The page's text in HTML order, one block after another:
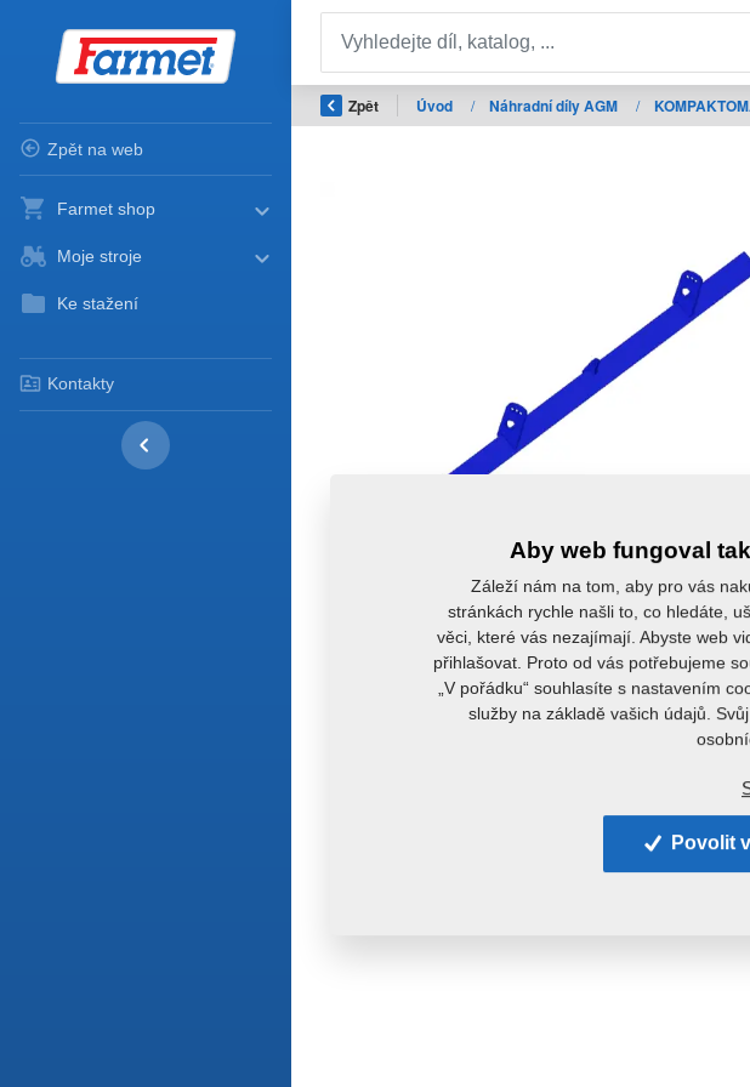
Zpět na web
Farmet shop
Moje stroje
Ke stažení
Kontakty
Zpět Úvod / Náhradní díly AGM /
Aby web fungoval
Záleží nám na tom, aby pro vás
stránkách rychle našli to, co hledáte,
věci, které vás nezajímají. Abyste web
přihlašovat. Proto od vás potřebujeme
„V pořádku“ souhlasíte s nastavením
služby na základě vašich údajů.
Povolit